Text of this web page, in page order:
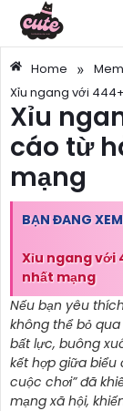
Home »
Xỉu ngang với
Xỉu
cáo từ
mạng
BẠN ĐANG
Xỉu ngang với
nhất mạng
Nếu bạn yêu
không thể bỏ
bất lực, buông
kết hợp giữa biểu
cuộc chơi” đã
mạng xã hội,